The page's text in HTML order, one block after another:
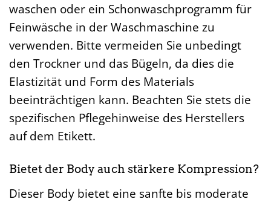
waschen oder ein Schonwaschprogramm für
Feinwäsche in der Waschmaschine zu
verwenden. Bitte vermeiden Sie unbedingt
den Trockner und das Bügeln, da dies die
Elastizität und Form des Materials
beeinträchtigen kann. Beachten Sie stets die
spezifischen Pflegehinweise des Herstellers
auf dem Etikett.
Bietet der Body auch stärkere Kompression?
Dieser Body bietet eine sanfte bis moderate